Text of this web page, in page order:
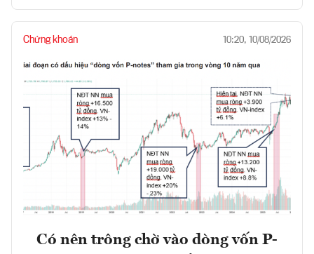
Chứng khoán 10:20, 10/08/2026
Có nên trông chờ vào dòng vốn P-